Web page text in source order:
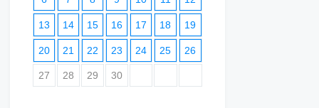
13 14 15 16 17 18 19
20 21 22 23 24 25 26
27 28 29 30